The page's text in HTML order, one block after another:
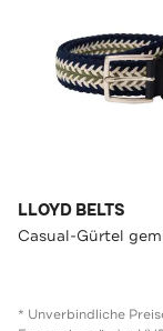
LLOYD BELTS
Casual-Gürtel
* Unverbindliche